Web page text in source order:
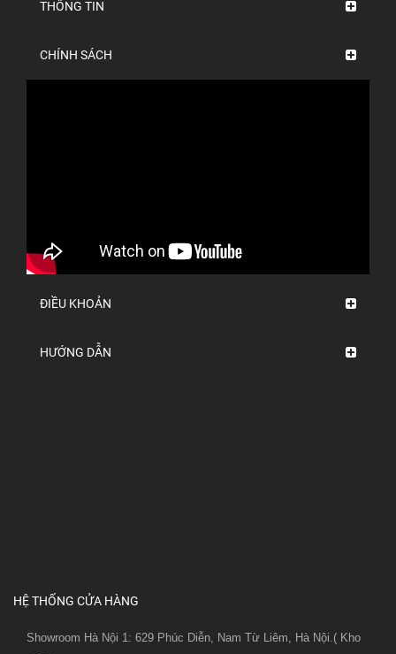
THÔNG TIN
CHÍNH SÁCH
ĐIỀU KHOẢN
HƯỚNG DẪN
HỆ THỐNG CỬA HÀNG
Showroom Hà Nội 1: 629 Phúc Diễn, Nam Từ Liêm, Hà Nội.( Kho